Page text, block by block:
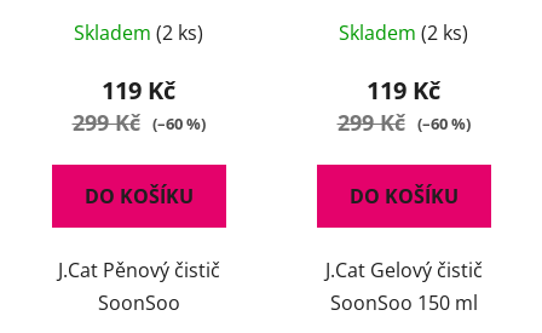
Skladem (2 ks)
119 Kč
299 Kč (–60 %)
DO KOŠÍKU
J.Cat Pěnový čistič
SoonSoo
Skladem (2 ks)
119 Kč
299 Kč (–60 %)
DO KOŠÍKU
J.Cat Gelový čistič
SoonSoo 150 ml